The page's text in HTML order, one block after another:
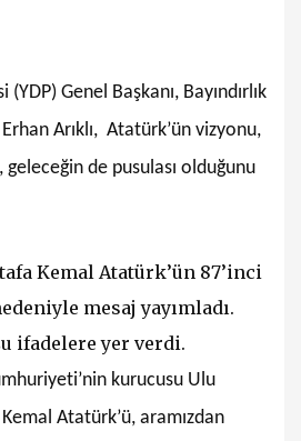
Genel Başkanı, Bayındırlık
Arıklı, Atatürk’ün vizyonu,
geleceğin de pusulası olduğunu
Kemal Atatürk’ün 87’inci
mesaj yayımladı.
ifadelere yer verdi.
kurucusu Ulu
Atatürk’ü, aramızdan